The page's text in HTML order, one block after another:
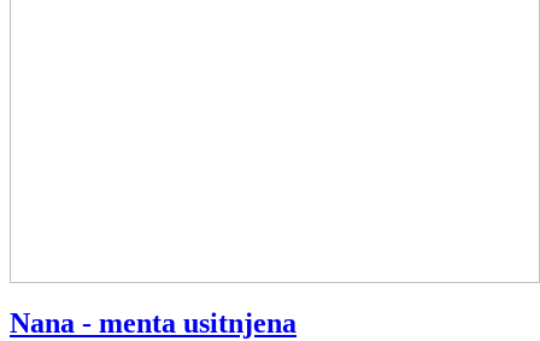
Nana - menta usitnjena